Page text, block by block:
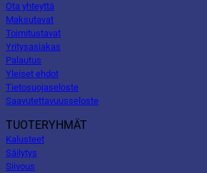
Ota yhteyttä
Maksutavat
Toimitustavat
Yritysasiakas
Palautus
Yleiset ehdot
Tietosuojaseloste
Saavutettavuusseloste
TUOTERYHMÄT
Kalusteet
Säilytys
Siivous